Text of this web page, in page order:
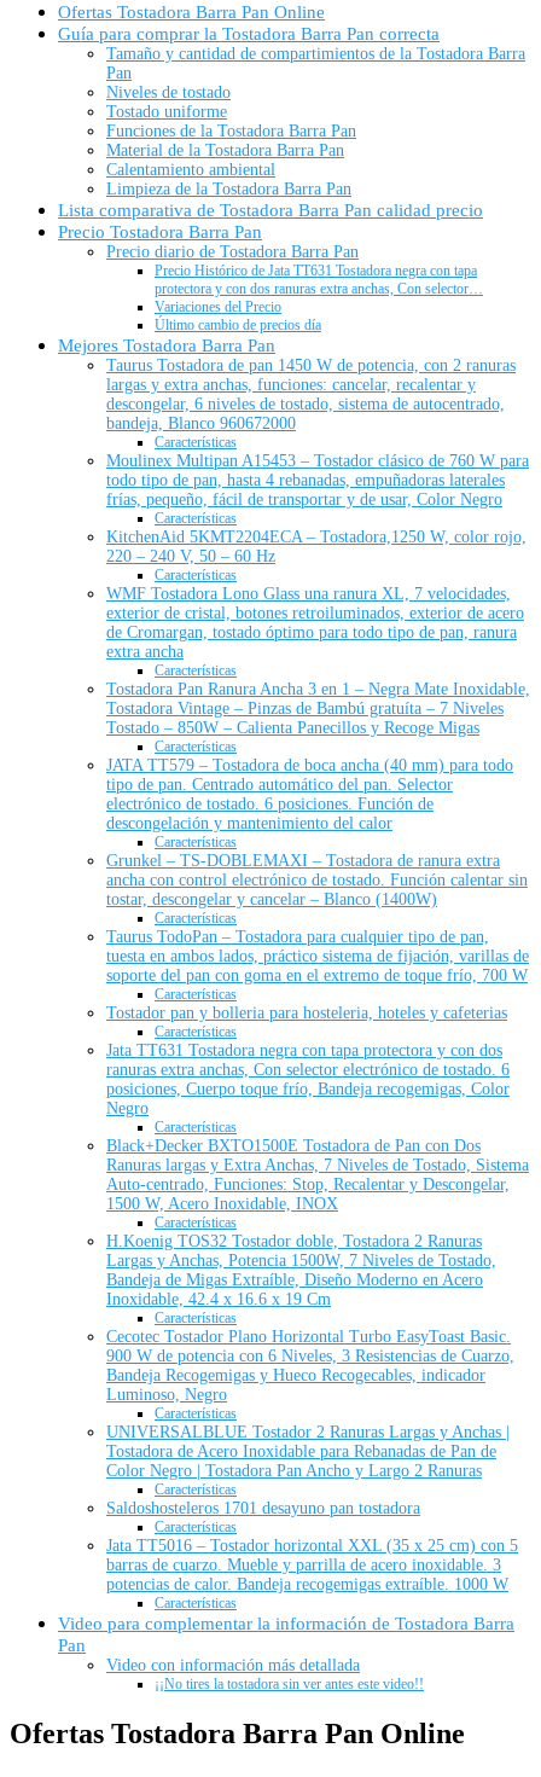
Ofertas Tostadora Barra Pan Online
Guía para comprar la Tostadora Barra Pan correcta
Tamaño y cantidad de compartimientos de la Tostadora Barra
Pan
Niveles de tostado
Tostado uniforme
Funciones de la Tostadora Barra Pan
Material de la Tostadora Barra Pan
Calentamiento ambiental
Limpieza de la Tostadora Barra Pan
Lista comparativa de Tostadora Barra Pan calidad precio
Precio Tostadora Barra Pan
Precio diario de Tostadora Barra Pan
Precio Histórico de Jata TT631 Tostadora negra con tapa
protectora y con dos ranuras extra anchas, Con selector…
Variaciones del Precio
Último cambio de precios día
Mejores Tostadora Barra Pan
Taurus Tostadora de pan 1450 W de potencia, con 2 ranuras
largas y extra anchas, funciones: cancelar, recalentar y
descongelar, 6 niveles de tostado, sistema de autocentrado,
bandeja, Blanco 960672000
Características
Moulinex Multipan A15453 – Tostador clásico de 760 W para
todo tipo de pan, hasta 4 rebanadas, empuñadoras laterales
frías, pequeño, fácil de transportar y de usar, Color Negro
Características
KitchenAid 5KMT2204ECA – Tostadora,1250 W, color rojo,
220 – 240 V, 50 – 60 Hz
Características
WMF Tostadora Lono Glass una ranura XL, 7 velocidades,
exterior de cristal, botones retroiluminados, exterior de acero
de Cromargan, tostado óptimo para todo tipo de pan, ranura
extra ancha
Características
Tostadora Pan Ranura Ancha 3 en 1 – Negra Mate Inoxidable,
Tostadora Vintage – Pinzas de Bambú gratuíta – 7 Niveles
Tostado – 850W – Calienta Panecillos y Recoge Migas
Características
JATA TT579 – Tostadora de boca ancha (40 mm) para todo
tipo de pan. Centrado automático del pan. Selector
electrónico de tostado. 6 posiciones. Función de
descongelación y mantenimiento del calor
Características
Grunkel – TS-DOBLEMAXI – Tostadora de ranura extra
ancha con control electrónico de tostado. Función calentar sin
tostar, descongelar y cancelar – Blanco (1400W)
Características
Taurus TodoPan – Tostadora para cualquier tipo de pan,
tuesta en ambos lados, práctico sistema de fijación, varillas de
soporte del pan con goma en el extremo de toque frío, 700 W
Características
Tostador pan y bolleria para hosteleria, hoteles y cafeterias
Características
Jata TT631 Tostadora negra con tapa protectora y con dos
ranuras extra anchas, Con selector electrónico de tostado. 6
posiciones, Cuerpo toque frío, Bandeja recogemigas, Color
Negro
Características
Black+Decker BXTO1500E Tostadora de Pan con Dos
Ranuras largas y Extra Anchas, 7 Niveles de Tostado, Sistema
Auto-centrado, Funciones: Stop, Recalentar y Descongelar,
1500 W, Acero Inoxidable, INOX
Características
H.Koenig TOS32 Tostador doble, Tostadora 2 Ranuras
Largas y Anchas, Potencia 1500W, 7 Niveles de Tostado,
Bandeja de Migas Extraíble, Diseño Moderno en Acero
Inoxidable, 42.4 x 16.6 x 19 Cm
Características
Cecotec Tostador Plano Horizontal Turbo EasyToast Basic.
900 W de potencia con 6 Niveles, 3 Resistencias de Cuarzo,
Bandeja Recogemigas y Hueco Recogecables, indicador
Luminoso, Negro
Características
UNIVERSALBLUE Tostador 2 Ranuras Largas y Anchas |
Tostadora de Acero Inoxidable para Rebanadas de Pan de
Color Negro | Tostadora Pan Ancho y Largo 2 Ranuras
Características
Saldoshosteleros 1701 desayuno pan tostadora
Características
Jata TT5016 – Tostador horizontal XXL (35 x 25 cm) con 5
barras de cuarzo. Mueble y parrilla de acero inoxidable. 3
potencias de calor. Bandeja recogemigas extraíble. 1000 W
Características
Video para complementar la información de Tostadora Barra
Pan
Video con información más detallada
¡¡No tires la tostadora sin ver antes este video!!
Ofertas Tostadora Barra Pan Online